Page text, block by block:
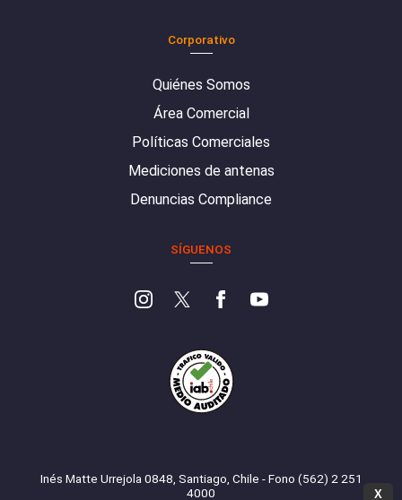
Corporativo
Quiénes Somos
Área Comercial
Políticas Comerciales
Mediciones de antenas
Denuncias Compliance
SÍGUENOS
Inés Matte Urrejola 0848, Santiago, Chile - Fono (562) 2 251
4000
X